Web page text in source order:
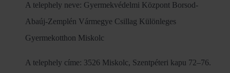
A telephely neve: Gyermekvédelmi Központ Borsod-
Abaúj-Zemplén Vármegye Csillag Különleges
Gyermekotthon Miskolc
A telephely címe: 3526 Miskolc, Szentpéteri kapu 72–76.